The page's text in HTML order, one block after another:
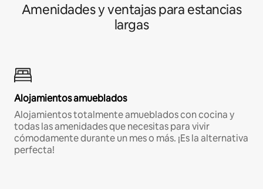
Amenidades y ventajas para estancias
largas
Alojamientos amueblados
Alojamientos totalmente amueblados con cocina y
todas las amenidades que necesitas para vivir
cómodamente durante un mes o más. ¡Es la alternativa
perfecta!